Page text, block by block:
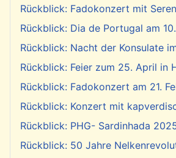
Rückblick: Fadokonzert mit
Rückblick: Dia de Portugal am
Rückblick: Nacht der Konsulate
Rückblick: Feier zum 25. April in
Rückblick: Fadokonzert am 21.
Rückblick: Konzert mit
Rückblick: PHG- Sardinhada
Rückblick: 50 Jahre